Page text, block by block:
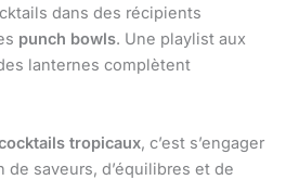
dans des récipients
punch bowls. Une playlist aux
lanternes complètent
tropicaux, c’est s’engager
saveurs, d’équilibres et de